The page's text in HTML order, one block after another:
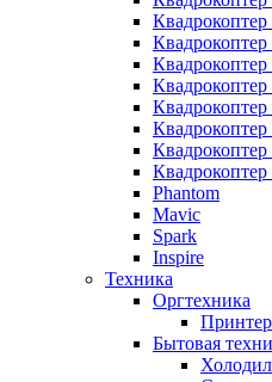
Квадрокоптер
Квадрокоптер
Phantom
Mavic
Spark
Inspire
Техника
Оргтехника
Бытовая